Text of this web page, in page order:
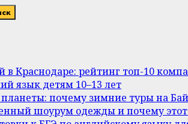
в Краснодаре: рейтинг топ-10
язык детям 10–13 лет
планеты: почему зимние туры на
шоурум одежды и почему